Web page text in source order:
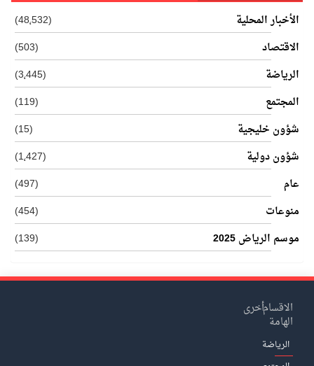
الأخبار المحلية
(48٬532)
الاقتصاد
(503)
الرياضة
(3٬445)
المجتمع
(119)
شؤون خليجية
(15)
شؤون دولية
(1٬427)
عام
(497)
منوعات
(454)
موسم الرياض 2025
(139)
الاقسام
الهامة
الرياضة
أخرى